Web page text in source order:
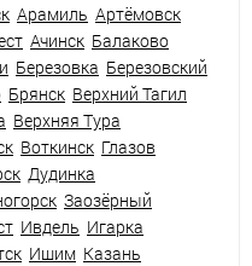
Арамиль Артёмовск
Ачинск Балаково
Березовка Березовский
Брянск Верхний Тагил
Верхняя Тура
Воткинск Глазов
Дудинка
Заозёрный
Ивдель Игарка
Ишим Казань